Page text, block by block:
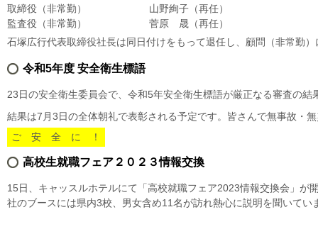
取締役（非常勤）
監査役（非常勤）
山野絢子（再任）
菅原 晟（再任）
石塚広行代表取締役社長は同日付けをもって退任し、顧問（非常勤
令和5年度 安全衛生標語
23日の安全衛生委員会で、令和5年安全衛生標語が厳正なる審査の結
結果は7月3日の全体朝礼で表彰される予定です。皆さんで無事故・
ご 安 全 に ！
高校生就職フェア２０２３情報交換
15日、キャッスルホテルにて「高校就職フェア2023情報交換会」が
社のブースには県内3校、男女含め11名が訪れ熱心に説明を聞いてい